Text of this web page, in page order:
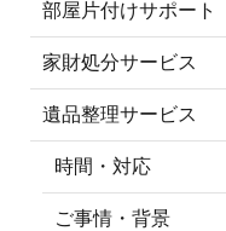
部屋片付けサポート
家財処分サービス
遺品整理サービス
時間・対応
ご事情・背景